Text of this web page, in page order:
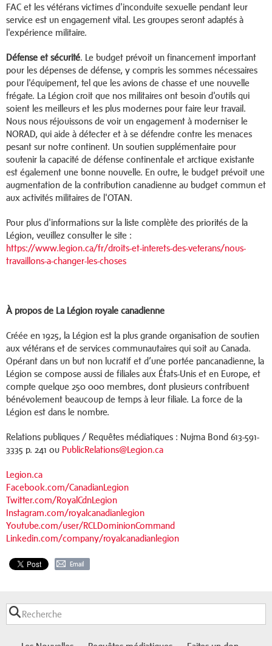
FAC et les vétérans victimes d'inconduite sexuelle pendant leur
service est un engagement vital. Les groupes seront adaptés à
l'expérience militaire.
Défense et sécurité. Le budget prévoit un financement important
pour les dépenses de défense, y compris les sommes nécessaires
pour l'équipement, tel que les avions de chasse et une nouvelle
frégate. La Légion croit que nos militaires ont besoin d'outils qui
soient les meilleurs et les plus modernes pour faire leur travail.
Nous nous réjouissons de voir un engagement à moderniser le
NORAD, qui aide à détecter et à se défendre contre les menaces
pesant sur notre continent. Un soutien supplémentaire pour
soutenir la capacité de défense continentale et arctique existante
est également une bonne nouvelle. En outre, le budget prévoit une
augmentation de la contribution canadienne au budget commun et
aux activités militaires de l'OTAN.
Pour plus d'informations sur la liste complète des priorités de la
Légion, veuillez consulter le site :
https://www.legion.ca/fr/droits-et-interets-des-veterans/nous-
travaillons-a-changer-les-choses
À propos de La Légion royale canadienne
Créée en 1925, la Légion est la plus grande organisation de soutien
aux vétérans et de services communautaires qui soit au Canada.
Opérant dans un but non lucratif et d’une portée pancanadienne, la
Légion se compose aussi de filiales aux États-Unis et en Europe, et
compte quelque 250 000 membres, dont plusieurs contribuent
bénévolement beaucoup de temps à leur filiale. La force de la
Légion est dans le nombre.
Relations publiques / Requêtes médiatiques : Nujma Bond 613-591-
3335 p. 241 ou PublicRelations@Legion.ca
Legion.ca
Facebook.com/CanadianLegion
Twitter.com/RoyalCdnLegion
Instagram.com/royalcanadianlegion
Youtube.com/user/RCLDominionCommand
Linkedin.com/company/royalcanadianlegion
Email